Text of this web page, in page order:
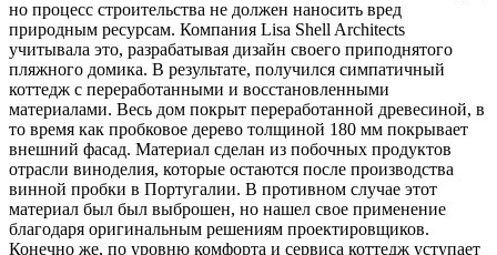
но процесс строительства не должен наносить вред
природным ресурсам. Компания Lisa Shell Architects
учитывала это, разрабатывая дизайн своего приподнятого
пляжного домика. В результате, получился симпатичный
коттедж с переработанными и восстановленными
материалами. Весь дом покрыт переработанной древесиной, в
то время как пробковое дерево толщиной 180 мм покрывает
внешний фасад. Материал сделан из побочных продуктов
отрасли виноделия, которые остаются после производства
винной пробки в Португалии. В противном случае этот
материал был был выброшен, но нашел свое применение
благодаря оригинальным решениям проектировщиков.
Конечно же, по уровню комфорта и сервиса коттедж уступает